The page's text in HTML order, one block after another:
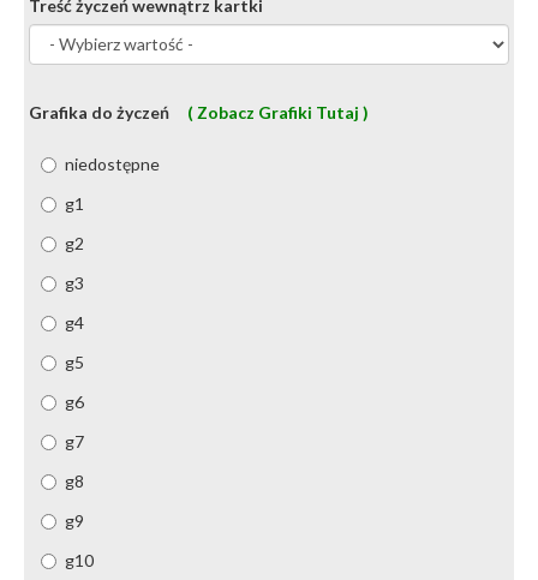
Treść życzeń wewnątrz kartki
Grafika do życzeń ( Zobacz Grafiki Tutaj )
niedostępne
g1
g2
g3
g4
g5
g6
g7
g8
g9
g10